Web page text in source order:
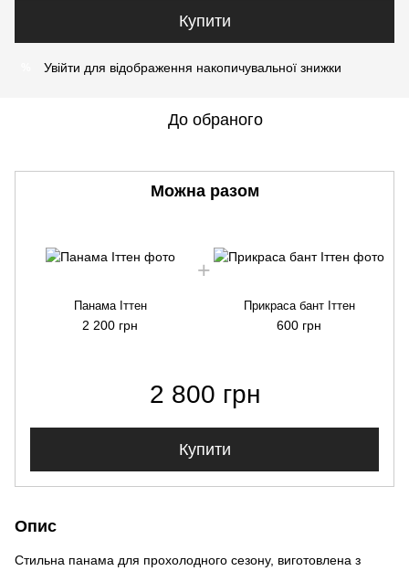
Купити
Увійти для відображення накопичувальної знижки
До обраного
Можна разом
Панама Іттен
2 200 грн
Прикраса бант Іттен
600 грн
2 800 грн
Купити
Опис
Стильна панама для прохолодного сезону, виготовлена з